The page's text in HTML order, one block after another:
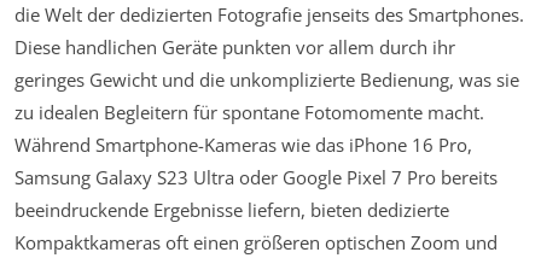
die Welt der dedizierten Fotografie jenseits des Smartphones.
Diese handlichen Geräte punkten vor allem durch ihr
geringes Gewicht und die unkomplizierte Bedienung, was sie
zu idealen Begleitern für spontane Fotomomente macht.
Während Smartphone-Kameras wie das iPhone 16 Pro,
Samsung Galaxy S23 Ultra oder Google Pixel 7 Pro bereits
beeindruckende Ergebnisse liefern, bieten dedizierte
Kompaktkameras oft einen größeren optischen Zoom und